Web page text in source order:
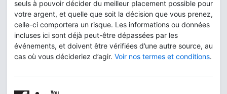
seuls à pouvoir décider du meilleur placement possible pour
votre argent, et quelle que soit la décision que vous prenez,
celle-ci comportera un risque. Les informations ou données
incluses ici sont déjà peut-être dépassées par les
événements, et doivent être vérifiées d’une autre source, au
cas où vous décideriez d’agir. Voir nos termes et conditions.